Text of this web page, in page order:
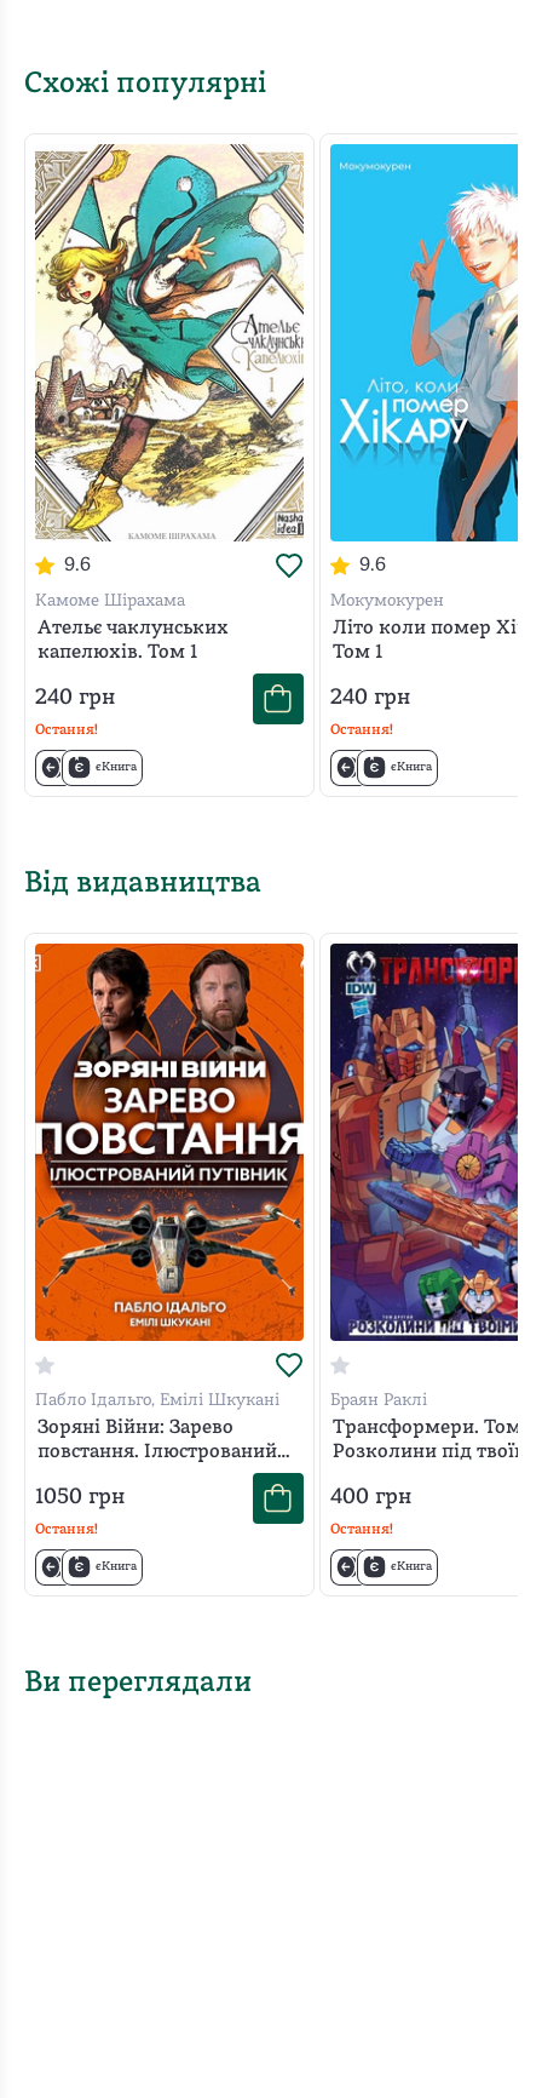
Схожі популярні
9.6
Камоме Шірахама
Ательє чаклунських
капелюхів. Том 1
240 грн
Остання!
єКнига
9.6
Мокумокурен
Літо коли помер
Том 1
240грн
Остання!
єКнига
Від видавництва
Пабло Ідальго, Емілі Шкукані
Зоряні Війни: Зарево
повстання. Ілюстрований
1050 грн
Остання!
єКнига
Браян Раклі
Трансформери. Том 2.
Розколини під твоїми
400грн
Остання!
єКнига
Ви переглядали